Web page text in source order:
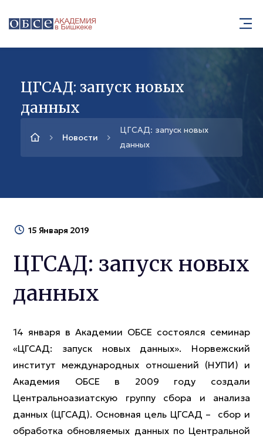
ЦГСАД: запуск новых
данных
Новости
ЦГСАД: запуск новых
данных
15 Января 2019
ЦГСАД: запуск новых
данных
14 января в Академии ОБСЕ состоялся семинар
«ЦГСАД: запуск новых данных». Норвежский
институт международных отношений (НУПИ) и
Академия ОБСЕ в 2009 году создали
Центральноазиатскую группу сбора и анализа
данных (ЦГСАД). Основная цель ЦГСАД – сбор и
обработка обновляемых данных по Центральной